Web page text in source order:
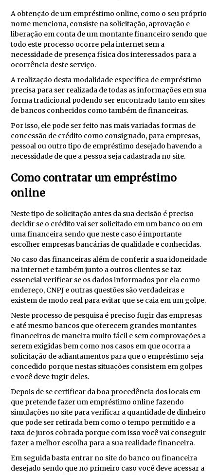
A obtenção de um empréstimo online, como o seu próprio
nome menciona, consiste na solicitação, aprovação e
liberação em conta de um montante financeiro sendo que
todo este processo ocorre pela internet sem a
necessidade de presença física dos interessados para a
ocorrência deste serviço.
A realização desta modalidade específica de empréstimo
precisa para ser realizada de todas as informações em sua
forma tradicional podendo ser encontrado tanto em sites
de bancos conhecidos como também de financeiras.
Por isso, ele pode ser feito nas mais variadas formas de
concessão de crédito como consignado, para empresas,
pessoal ou outro tipo de empréstimo desejado havendo a
necessidade de que a pessoa seja cadastrada no site.
Como contratar um empréstimo
online
Neste tipo de solicitação antes da sua decisão é preciso
decidir se o crédito vai ser solicitado em um banco ou em
uma financeira sendo que neste caso é importante
escolher empresas bancárias de qualidade e conhecidas.
No caso das financeiras além de conferir a sua idoneidade
na internet e também junto a outros clientes se faz
essencial verificar se os dados informados por ela como
endereço, CNPJ e outras questões são verdadeiras e
existem de modo real para evitar que se caia em um golpe.
Neste processo de pesquisa é preciso fugir das empresas
e até mesmo bancos que oferecem grandes montantes
financeiros de maneira muito fácil e sem comprovações a
serem exigidas bem como nos casos em que ocorra a
solicitação de adiantamentos para que o empréstimo seja
concedido porque nestas situações consistem em golpes
e você deve fugir deles.
Depois de se certificar da boa procedência dos locais em
que pretende fazer um empréstimo online fazendo
simulações no site para verificar a quantidade de dinheiro
que pode ser retirada bem como o tempo permitido e a
taxa de juros cobrada porque com isso você vai conseguir
fazer a melhor escolha para a sua realidade financeira.
Em seguida basta entrar no site do banco ou financeira
desejado sendo que no primeiro caso você deve acessar a